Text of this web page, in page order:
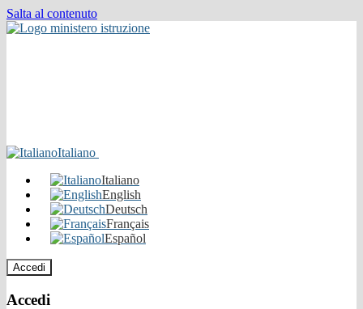
Salta al contenuto
Italiano
Italiano
English
Deutsch
Français
Español
Accedi
Accedi